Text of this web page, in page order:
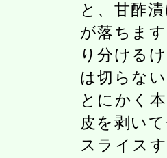
と、甘酢
が落ちま
り分ける
は切らな
とにかく
皮を剥い
スライス